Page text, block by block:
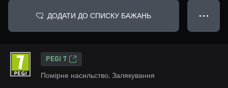
ДОДАТИ ДО СПИСКУ БАЖАНЬ ● ● ●
PEGI 7
Помірне насильство, Залякування